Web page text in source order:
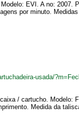
EVI. A no:
por minuto.
usada/
/ cartucho.
Medida da